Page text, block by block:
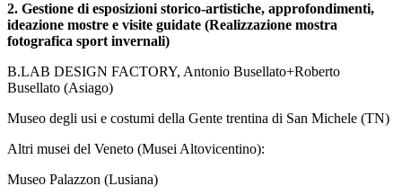
2. Gestione di esposizioni storico-artistiche, approfondimenti,
ideazione mostre e visite guidate (Realizzazione mostra
fotografica sport invernali)
B.LAB DESIGN FACTORY, Antonio Busellato+Roberto
Busellato (Asiago)
Museo degli usi e costumi della Gente trentina di San Michele (TN)
Altri musei del Veneto (Musei Altovicentino):
Museo Palazzon (Lusiana)